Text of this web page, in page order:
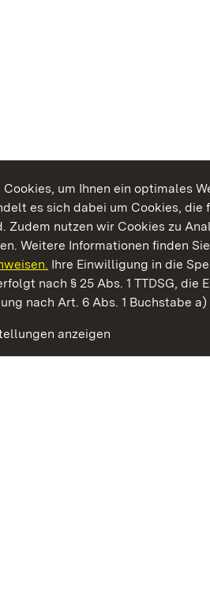
um Ihnen ein optimales
es sich dabei um Cookies, die
Zudem nutzen wir Cookies zu
Weitere Informationen finden
Ihre Einwilligung in die
nach § 25 Abs. 1 TTDSG, die
nach Art. 6 Abs. 1 Buchstabe a)
anzeigen
Genießen.